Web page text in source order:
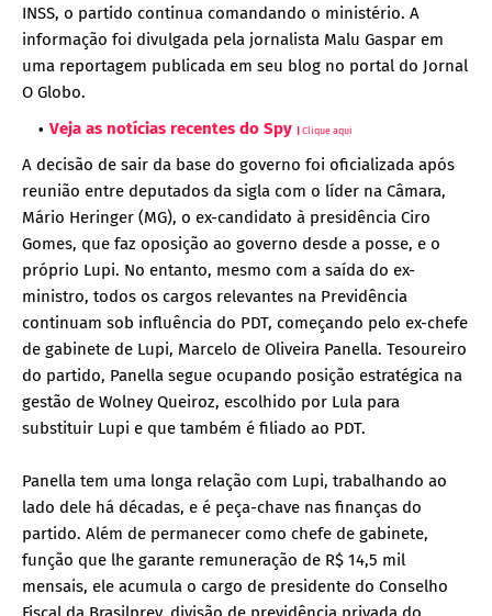
INSS, o partido continua comandando o ministério. A
informação foi divulgada pela jornalista Malu Gaspar em
uma reportagem publicada em seu blog no portal do Jornal
O Globo.
Veja as notícias recentes do Spy
Clique aqui
A decisão de sair da base do governo foi oficializada após
reunião entre deputados da sigla com o líder na Câmara,
Mário Heringer (MG), o ex-candidato à presidência Ciro
Gomes, que faz oposição ao governo desde a posse, e o
próprio Lupi. No entanto, mesmo com a saída do ex-
ministro, todos os cargos relevantes na Previdência
continuam sob influência do PDT, começando pelo ex-chefe
de gabinete de Lupi, Marcelo de Oliveira Panella. Tesoureiro
do partido, Panella segue ocupando posição estratégica na
gestão de Wolney Queiroz, escolhido por Lula para
substituir Lupi e que também é filiado ao PDT.
Panella tem uma longa relação com Lupi, trabalhando ao
lado dele há décadas, e é peça-chave nas finanças do
partido. Além de permanecer como chefe de gabinete,
função que lhe garante remuneração de R$ 14,5 mil
mensais, ele acumula o cargo de presidente do Conselho